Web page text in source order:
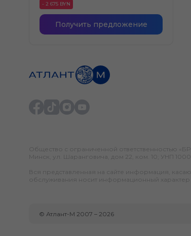
- 2 675 BYN
Получить предложение
Общество с ограниченной ответственностью
Минск, ул. Шаранговича, дом 22, ком. 10; УНП
Вся представленная на сайте информация,
обслуживания носит информационный
© Атлант-М 2007 – 2026